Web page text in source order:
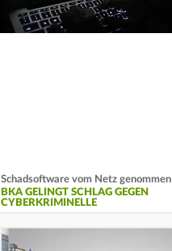
Schadsoftware vom Netz genommen
BKA GELINGT SCHLAG GEGEN
CYBERKRIMINELLE